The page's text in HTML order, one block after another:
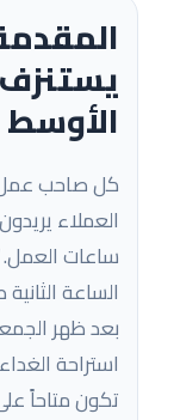
الأوسط
كل صاحب عمل
العملاء
ساعات العمل.
الساعة
بعد ظهر
استراحة
تكون متاحاً